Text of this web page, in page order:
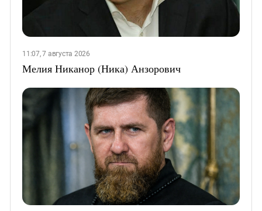
11:07, 7 августа 2026
Мелия Никанор (Ника) Анзорович